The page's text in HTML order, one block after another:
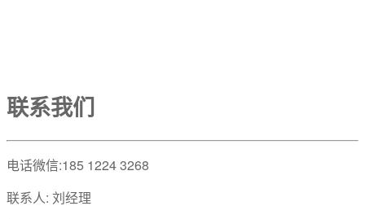
联系我们
电话微信:185 1224 3268
联系人: 刘经理